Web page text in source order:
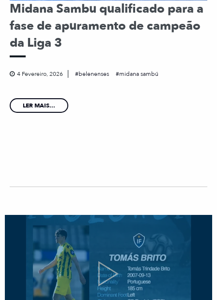
Midana Sambu qualificado para a
fase de apuramento de campeão
da Liga 3
4 Fevereiro, 2026 belenenses midana sambú
LER MAIS...